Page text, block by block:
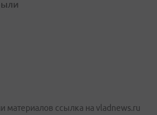
материалов ссылка на vladnews.ru